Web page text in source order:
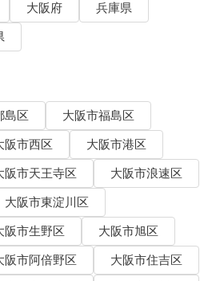
大阪府
兵庫県
島区
大阪市福島区
阪市西区
大阪市港区
阪市天王寺区
大阪市浪速区
大阪市東淀川区
阪市生野区
大阪市旭区
阪市阿倍野区
大阪市住吉区